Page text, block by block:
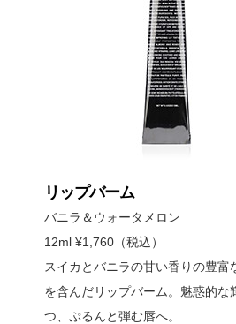
リップバーム
バニラ＆ウォータメロン
12ml ¥1,760（税込）
スイカとバニラの甘い香りの豊富
を含んだリップバーム。魅惑的な
つ、ぷるんと弾む唇へ。